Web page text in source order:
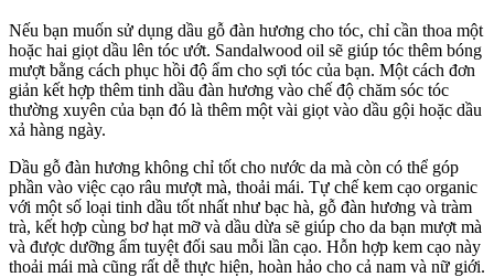
Nếu bạn muốn sử dụng dầu gỗ đàn hương cho tóc, chỉ cần thoa một
hoặc hai giọt dầu lên tóc ướt. Sandalwood oil sẽ giúp tóc thêm bóng
mượt bằng cách phục hồi độ ẩm cho sợi tóc của bạn. Một cách đơn
giản kết hợp thêm tinh dầu đàn hương vào chế độ chăm sóc tóc
thường xuyên của bạn đó là thêm một vài giọt vào dầu gội hoặc dầu
xả hàng ngày.
Dầu gỗ đàn hương không chỉ tốt cho nước da mà còn có thể góp
phần vào việc cạo râu mượt mà, thoải mái. Tự chế kem cạo organic
với một số loại tinh dầu tốt nhất như bạc hà, gỗ đàn hương và tràm
trà, kết hợp cùng bơ hạt mỡ và dầu dừa sẽ giúp cho da bạn mượt mà
và được dưỡng ẩm tuyệt đối sau mỗi lần cạo. Hỗn hợp kem cạo này
thoải mái mà cũng rất dễ thực hiện, hoàn hảo cho cả nam và nữ giới.